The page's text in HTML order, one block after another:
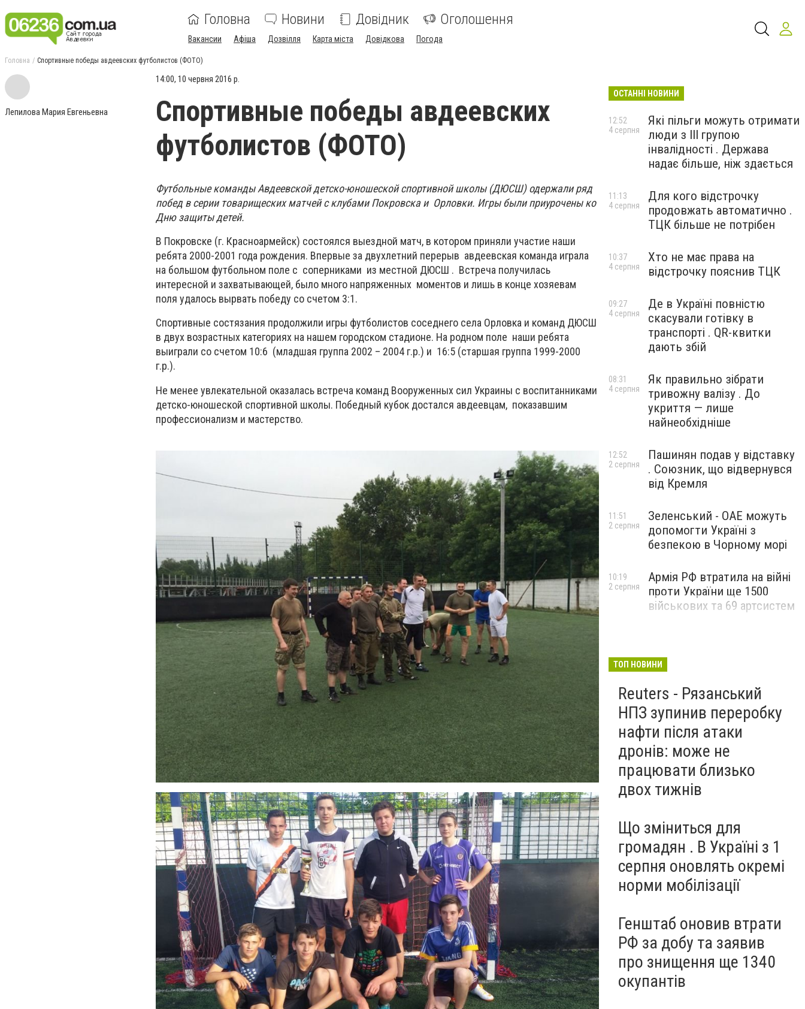
Головна Новини Довідник Оголошення
Вакансии Афіша Дозвілля Карта міста Довідкова Погода
Головна Спортивные победы авдеевских футболистов (ФОТО)
Лепилова Мария Евгеньевна
14:00, 10 червня 2016 р.
Спортивные победы авдеевских
футболистов (ФОТО)
Футбольные команды Авдеевской детско-юношеской спортивной школы (ДЮСШ) одержали ряд
побед в серии товарищеских матчей с клубами Покровска и Орловки. Игры были приурочены ко
Дню защиты детей.
В Покровске (г. Красноармейск) состоялся выездной матч, в котором приняли участие наши
ребята 2000-2001 года рождения. Впервые за двухлетний перерыв авдеевская команда играла
на большом футбольном поле с соперниками из местной ДЮСШ . Встреча получилась
интересной и захватывающей, было много напряженных моментов и лишь в конце хозяевам
поля удалось вырвать победу со счетом 3:1.
Спортивные состязания продолжили игры футболистов соседнего села Орловка и команд ДЮСШ
в двух возрастных категориях на нашем городском стадионе. На родном поле наши ребята
выиграли со счетом 10:6 (младшая группа 2002 – 2004 г.р.) и 16:5 (старшая группа 1999-2000
г.р.).
Не менее увлекательной оказалась встреча команд Вооруженных сил Украины с воспитанниками
детско-юношеской спортивной школы. Победный кубок достался авдеевцам, показавшим
профессионализм и мастерство.
ОСТАННІ НОВИНИ
Які пільги можуть отримати
люди з III групою
інвалідності . Держава
надає більше, ніж здається
12:52
4 серпня
Для кого відстрочку
продовжать автоматично .
ТЦК більше не потрібен
11:13
4 серпня
Хто не має права на
відстрочку пояснив ТЦК
10:37
4 серпня
Де в Україні повністю
скасували готівку в
транспорті . QR-квитки
дають збій
09:27
4 серпня
Як правильно зібрати
тривожну валізу . До
укриття — лише
найнеобхідніше
08:31
4 серпня
Пашинян подав у відставку
. Союзник, що відвернувся
від Кремля
12:52
2 серпня
Зеленський - ОАЕ можуть
допомогти Україні з
безпекою в Чорному морі
11:51
2 серпня
Армія РФ втратила на війні
проти України ще 1500
військових та 69 артсистем
10:19
2 серпня
ТОП НОВИНИ
Reuters - Рязанський
НПЗ зупинив переробку
нафти після атаки
дронів: може не
працювати близько
двох тижнів
Що зміниться для
громадян . В Україні з 1
серпня оновлять окремі
норми мобілізації
Генштаб оновив втрати
РФ за добу та заявив
про знищення ще 1340
окупантів